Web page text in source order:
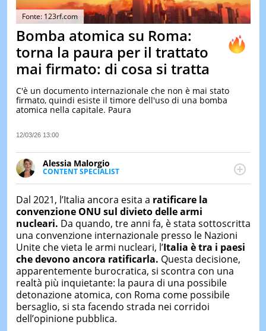
QUIZ
&
TEST
DI
IERI
Fonte: 123rf.com
Bomba atomica su Roma:
torna la paura per il trattato
mai firmato: di cosa si tratta
C'è un documento internazionale che non è mai stato
firmato, quindi esiste il timore dell'uso di una bomba
atomica nella capitale. Paura
12/03/26 13:00
Alessia Malorgio
CONTENT SPECIALIST
Ha conseguito un Master in Marketing Management
occupa della creazione di contenuti in ottica SEO e
dello sviluppo di strategie marketing attraverso
canali digitali.
Dal 2021, l’Italia ancora esita a ratificare la
convenzione ONU sul divieto delle armi
nucleari. Da quando, tre anni fa, è stata sottoscritta
una convenzione internazionale presso le Nazioni
Unite che vieta le armi nucleari, l’Italia è tra i paesi
che devono ancora ratificarla. Questa decisione,
apparentemente burocratica, si scontra con una
realtà più inquietante: la paura di una possibile
detonazione atomica, con Roma come possibile
bersaglio, si sta facendo strada nei corridoi
dell’opinione pubblica.